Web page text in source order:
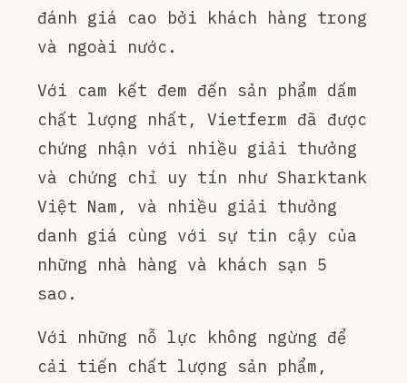
đánh giá cao bởi khách hàng trong
và ngoài nước.
Với cam kết đem đến sản phẩm dấm
chất lượng nhất, Vietferm đã được
chứng nhận với nhiều giải thưởng
và chứng chỉ uy tín như Sharktank
Việt Nam, và nhiều giải thưởng
danh giá cùng với sự tin cậy của
những nhà hàng và khách sạn 5
sao.
Với những nỗ lực không ngừng để
cải tiến chất lượng sản phẩm,